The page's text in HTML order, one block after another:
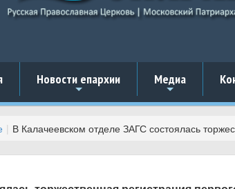
+
Новости епархии
+
Медиа
В Калачеевском отделе ЗАГС состоялась